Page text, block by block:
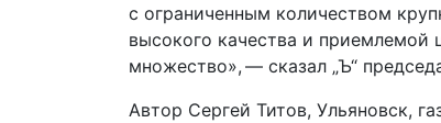
с ограниченным количеством
высокого качества и приемлемой
множество», — сказал „Ъ“
Автор Сергей Титов, Ульяновск,